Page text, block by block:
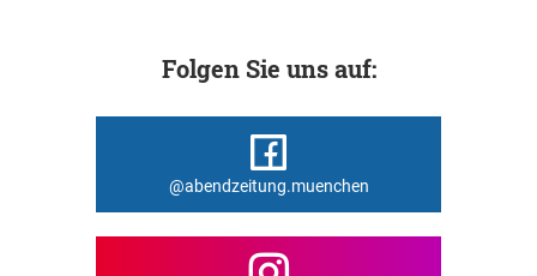
Folgen Sie uns auf:
@abendzeitung.muenchen